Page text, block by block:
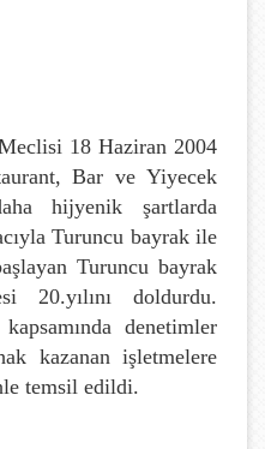
18 Haziran 2004
Bar ve Yiyecek
hijyenik şartlarda
Turuncu bayrak ile
Turuncu bayrak
20.yılını doldurdu.
denetimler
kazanan işletmelere
temsil edildi.